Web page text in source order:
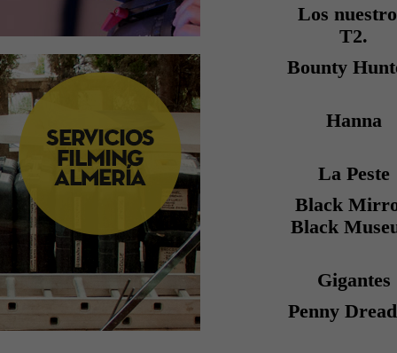
Los
T2.
Bounty
Hanna
La Peste
Black
Black
Gigantes
Penny